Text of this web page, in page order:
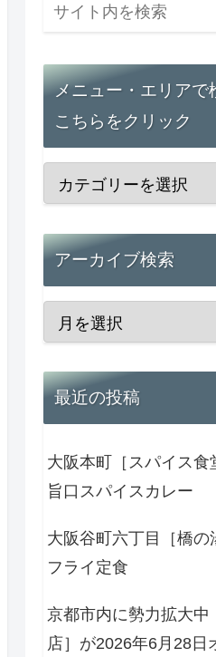
メニュー・エリアで
こちらをクリック
アーカイブ検索
最近の投稿
大阪本町［スパイス食
旨口スパイスカレー
大阪谷町六丁目［橋の
フライ定食
京都市内に勢力拡大中
店］が2026年6月28日